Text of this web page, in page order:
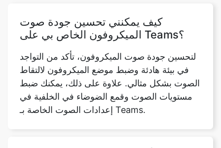
كيف يمكنني تحسين جودة صوت
الميكروفون الخاص بي على Teams؟
لتحسين جودة صوت الميكروفون، تأكد من التواجد
في بيئة هادئة وضبط موضع الميكروفون لالتقاط
الصوت بشكل مثالي. علاوة على ذلك، يمكنك ضبط
مستويات الصوت وقمع الضوضاء في الخلفية في
إعدادات الصوت الخاصة بـ Teams.